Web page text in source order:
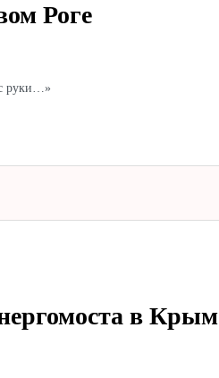
Роге
руки…»
в Крым